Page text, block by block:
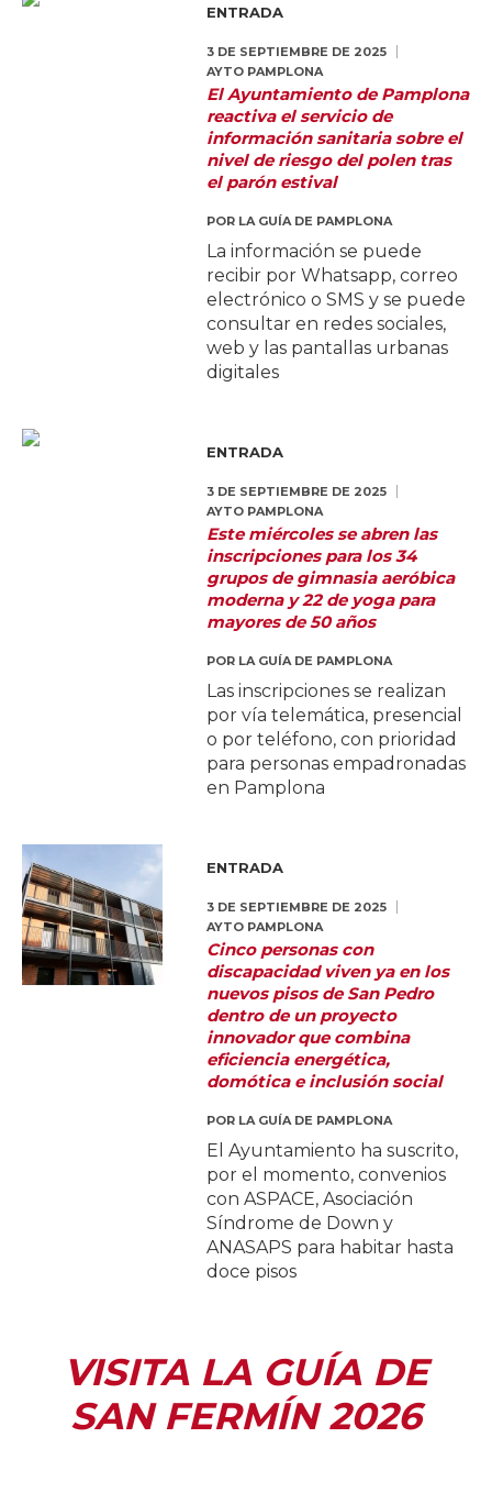
ENTRADA
3 DE SEPTIEMBRE DE 2025
AYTO PAMPLONA
El Ayuntamiento de Pamplona
reactiva el servicio de
información sanitaria sobre el
nivel de riesgo del polen tras
el parón estival
POR LA GUÍA DE PAMPLONA
La información se puede
recibir por Whatsapp, correo
electrónico o SMS y se puede
consultar en redes sociales,
web y las pantallas urbanas
digitales
ENTRADA
3 DE SEPTIEMBRE DE 2025
AYTO PAMPLONA
Este miércoles se abren las
inscripciones para los 34
grupos de gimnasia aeróbica
moderna y 22 de yoga para
mayores de 50 años
POR LA GUÍA DE PAMPLONA
Las inscripciones se realizan
por vía telemática, presencial
o por teléfono, con prioridad
para personas empadronadas
en Pamplona
ENTRADA
3 DE SEPTIEMBRE DE 2025
AYTO PAMPLONA
Cinco personas con
discapacidad viven ya en los
nuevos pisos de San Pedro
dentro de un proyecto
innovador que combina
eficiencia energética,
domótica e inclusión social
POR LA GUÍA DE PAMPLONA
El Ayuntamiento ha suscrito,
por el momento, convenios
con ASPACE, Asociación
Síndrome de Down y
ANASAPS para habitar hasta
doce pisos
VISITA LA GUÍA DE
SAN FERMÍN 2026